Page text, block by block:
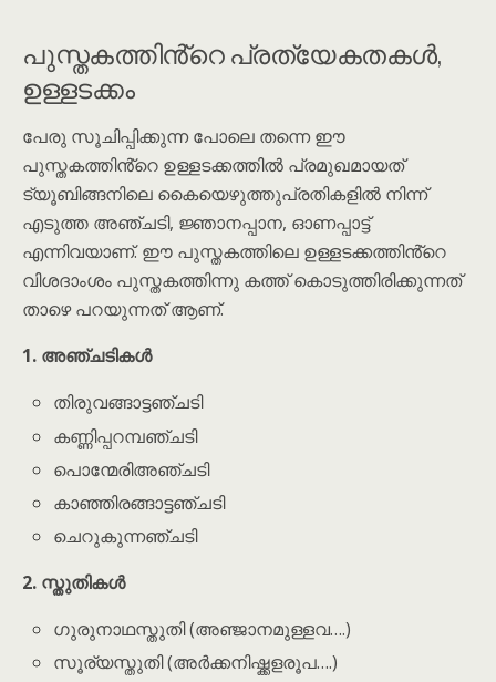
പുസ്തകത്തിൻ്റെ പ്രത്യേകതകൾ,
ഉള്ളടക്കം
പേരു സൂചിപ്പിക്കുന്ന പോലെ തന്നെ ഈ
പുസ്തകത്തിൻ്റെ ഉള്ളടക്കത്തിൽ പ്രമുഖമായത്
ട്യൂബിങ്ങനിലെ കൈയെഴുത്തുപ്രതികളിൽ നിന്ന്
എടുത്ത അഞ്ചടി, ജ്ഞാനപ്പാന, ഓണപ്പാട്ട്
എന്നിവയാണ്. ഈ പുസ്തകത്തിലെ ഉള്ളടക്കത്തിൻ്റെ
വിശദാംശം പുസ്തകത്തിന്നു കത്ത് കൊടുത്തിരിക്കുന്നത്
താഴെ പറയുന്നത് ആണ്.
1. അഞ്ചടികൾ
തിരുവങ്ങാട്ടഞ്ചടി
കണ്ണിപ്പറമ്പഞ്ചടി
പൊന്മേരിഅഞ്ചടി
കാഞ്ഞിരങ്ങാട്ടഞ്ചടി
ചെറുകുന്നഞ്ചടി
2. സ്തുതികൾ
ഗുരുനാഥസ്തുതി (അഞ്ജാനമുള്ളവ….)
സൂര്യസ്തുതി (അർക്കനിഷ്ക്കളരൂപ….)